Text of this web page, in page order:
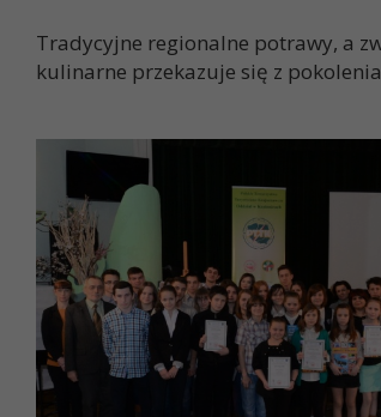
Tradycyjne regionalne potrawy, a
kulinarne przekazuje się z